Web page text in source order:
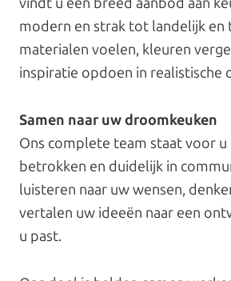
modern en strak tot landelijk en
materialen voelen, kleuren
inspiratie opdoen in realistische
Samen naar uw droomkeuken
Ons complete team staat voor u
betrokken en duidelijk in
luisteren naar uw wensen,
vertalen uw ideeën naar een
u past.